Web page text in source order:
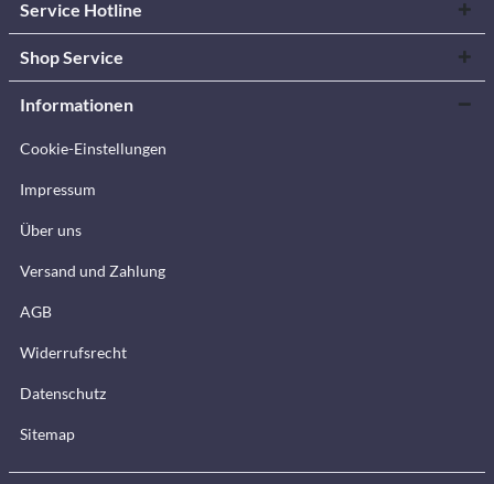
Service Hotline
Shop Service
Informationen
Cookie-Einstellungen
Impressum
Über uns
Versand und Zahlung
AGB
Widerrufsrecht
Datenschutz
Sitemap